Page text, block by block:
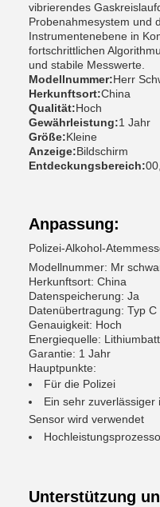
vibrierendes
Probenahmesystem und
Instrumentenebene in
fortschrittlichen
und stabile Messwerte.
Modellnummer:Herr
Herkunftsort:China
Qualität:Hoch
Gewährleistung:1 Jahr
Größe:Kleine
Anzeige:Bildschirm
Entdeckungsbereich:
Anpassung:
Polizei-Alkohol-
Modellnummer: Mr
Herkunftsort: China
Datenspeicherung: Ja
Datenübertragung: Typ C
Genauigkeit: Hoch
Energiequelle:
Garantie: 1 Jahr
Hauptpunkte:
Für die Polizei
Ein sehr
Sensor wird verwendet
Unterstützung